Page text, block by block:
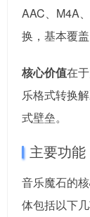
AAC、M4A
换，基本覆
核心价值在
乐格式转换
式壁垒。
主要功能
音乐魔石的
体包括以下几